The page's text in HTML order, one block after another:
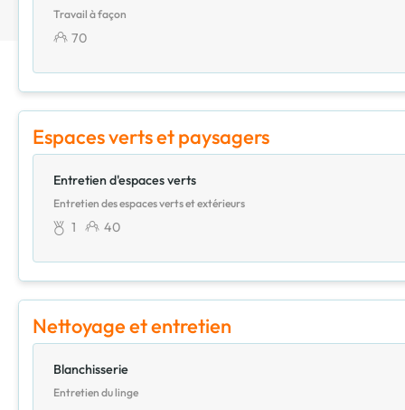
Travail à façon
70
Espaces verts et paysagers
Entretien d'espaces verts
Entretien des espaces verts et extérieurs
1 40
Nettoyage et entretien
Blanchisserie
Entretien du linge